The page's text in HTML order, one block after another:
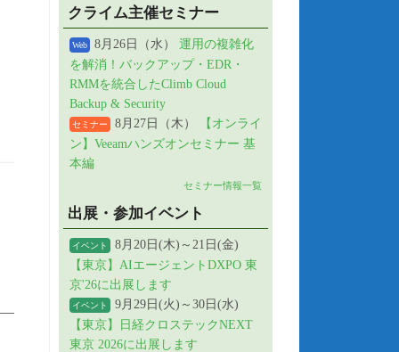
クライム主催セミナー
Web 8月26日（水） 運用の複雑化
を解消！バックアップ・EDR・
RMMを統合したClimb Cloud
Backup & Security
セミナー 8月27日（木）
【オンライ
ン】Veeamハンズオンセミナー 基
本編
セミナー情報一覧
出展・参加イベント
イベント
8月20日(木)～21日(金)
【東京】AIエージェントDXPO 東
京'26に出展します
イベント
9月29日(火)～30日(水)
【東京】日経クロステックNEXT
東京 2026に出展します